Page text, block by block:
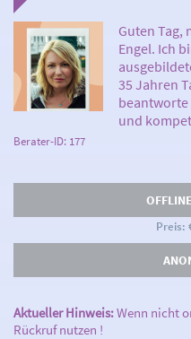
Guten Tag,
Engel. Ich
35 Jahren
beantworte
und
Berater-ID: 177
Preis:
Aktueller Hinweis:Wenn nicht
Rückruf nutzen !